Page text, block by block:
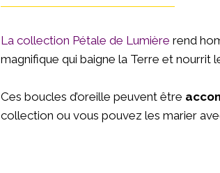
La collection Pétale de Lumière rend
magnifique qui baigne la Terre et nourrit
Ces boucles d’oreille peuvent être
collection ou vous pouvez les marier